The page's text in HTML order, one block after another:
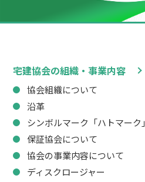
宅建協会の組織・事業内容
協会組織について
沿革
シンボルマーク「ハトマーク」
保証協会について
協会の事業内容について
ディスクロージャー